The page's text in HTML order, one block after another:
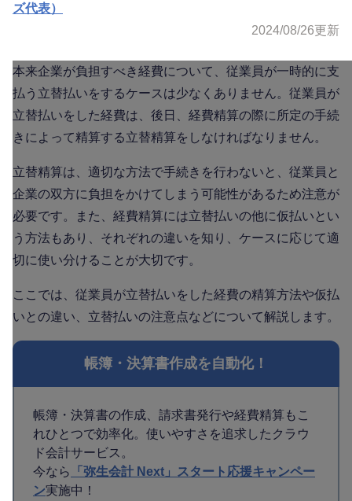
ズ代表）
2024/08/26更新
本来企業が負担すべき経費について、従業員が一時的に支
払う立替払いをするケースは少なくありません。従業員が
立替払いをした経費は、後日、経費精算の際に所定の手続
きによって精算する立替精算をしなければなりません。
立替精算は、適切な方法で手続きを行わないと、従業員と
企業の双方に負担をかけてしまう可能性があるため注意が
必要です。また、経費精算には立替払いの他に仮払いとい
う方法もあり、それぞれの違いを知り、ケースに応じて適
切に使い分けることが大切です。
ここでは、従業員が立替払いをした経費の精算方法や仮払
いとの違い、立替払いの注意点などについて解説します。
帳簿・決算書作成を自動化！
帳簿・決算書の作成、請求書発行や経費精算もこ
れひとつで効率化。使いやすさを追求したクラウ
ド会計サービス。
今なら
「弥生会計 Next」スタート応援キャンペー
ン実施中！